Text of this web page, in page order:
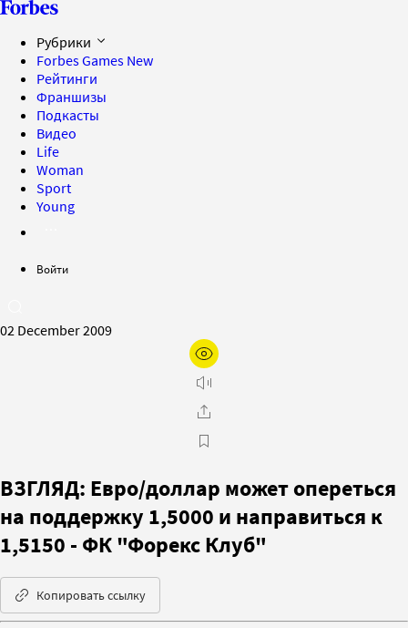
Рубрики
Forbes Games New
Рейтинги
Франшизы
Подкасты
Видео
Life
Woman
Sport
Young
Войти
02 December 2009
ВЗГЛЯД: Евро/доллар может опереться
на поддержку 1,5000 и направиться к
1,5150 - ФК "Форекс Клуб"
Копировать ссылку